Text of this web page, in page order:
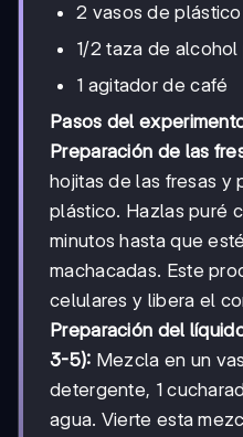
2 vasos de plástico
1/2 taza de
1 agitador de café
Pasos del
Preparación de las
hojitas de las fresas y
plástico. Hazlas puré
minutos hasta que
machacadas. Este
celulares y libera el
Preparación del
3-5): Mezcla en un
detergente, 1
agua. Vierte esta